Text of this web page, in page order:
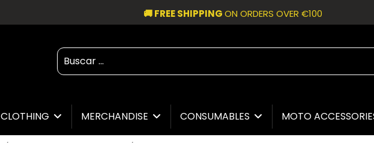
🚚 FREE SHIPPINGON ORDERS OVER €100
CLOTHING MERCHANDISE CONSUMABLES MOTO